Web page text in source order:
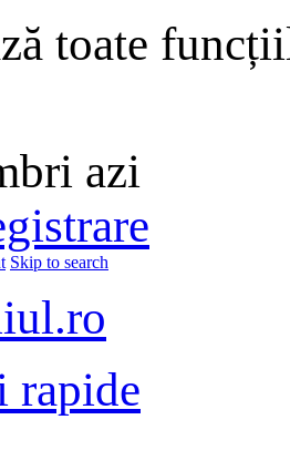
toate
azi
Skip to search
rapide